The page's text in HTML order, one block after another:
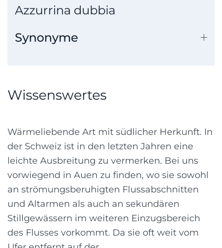
Azzurrina dubbia
Synonyme
Wissenswertes
Wärmeliebende Art mit südlicher Herkunft. In
der Schweiz ist in den letzten Jahren eine
leichte Ausbreitung zu vermerken. Bei uns
vorwiegend in Auen zu finden, wo sie sowohl
an strömungsberuhigten Flussabschnitten
und Altarmen als auch an sekundären
Stillgewässern im weiteren Einzugsbereich
des Flusses vorkommt. Da sie oft weit vom